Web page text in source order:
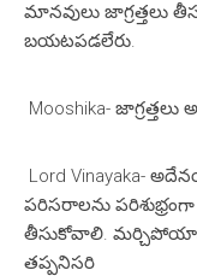
మానవులు జాగ్రత్తలు
బయటపడలేరు.
Mooshika-
Lord Vinayaka-
పరిసరాలను
తీసుకోవాలి.
తప్పనిసరి